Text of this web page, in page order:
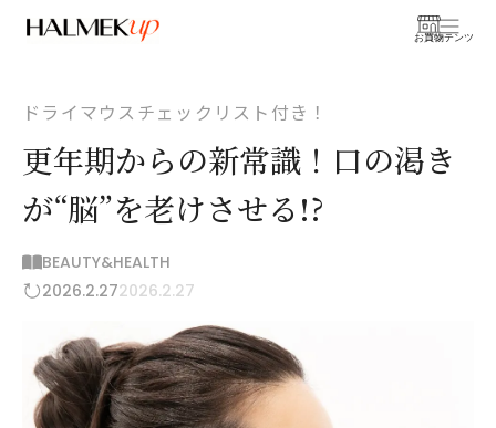
お買物
コンテンツ
ドライマウスチェックリスト付き！
更年期からの新常識！口の渇き
が“脳”を老けさせる!?
BEAUTY&HEALTH
2026.2.272026.2.27